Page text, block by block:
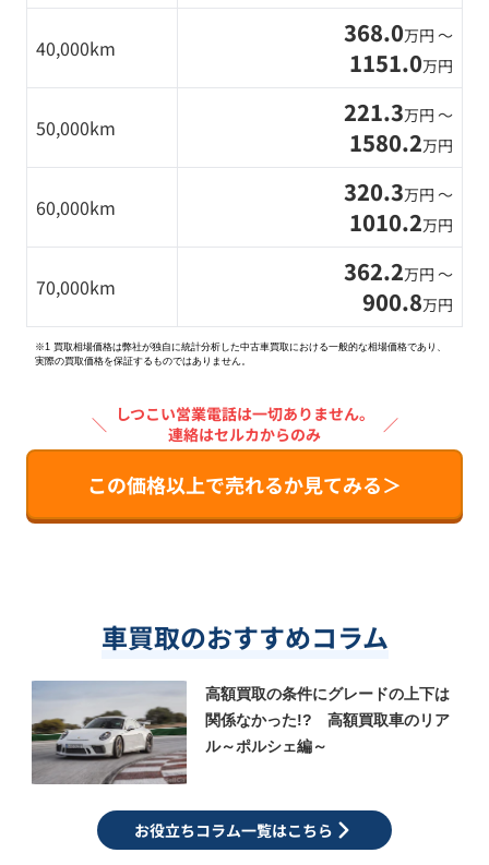
40,000km 368.0万円 〜
1151.0万円
50,000km 221.3万円 〜
1580.2万円
60,000km 320.3万円 〜
1010.2万円
70,000km 362.2万円 〜
900.8万円
※1 買取相場価格は弊社が独自に統計分析した中古車買取における一般的な相場価格であり、
実際の買取価格を保証するものではありません。
＼ しつこい営業電話は一切ありません。
連絡はセルカからのみ
／
この価格以上で売れるか見てみる＞
車買取のおすすめコラム
高額買取の条件にグレードの上下は
関係なかった!? 高額買取車のリア
ル～ポルシェ編～
お役立ちコラム一覧はこちら